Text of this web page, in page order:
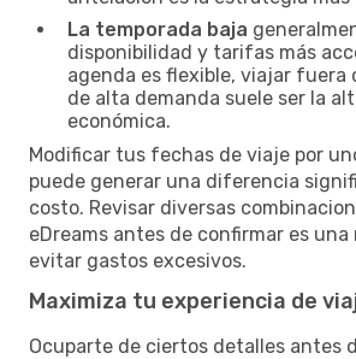
La temporada baja
disponibilidad y tarifas más
agenda es flexible, viajar fuera
de alta demanda suele ser la
económica.
Modificar tus fechas de viaje por
puede generar una diferencia
costo. Revisar diversas
eDreams antes de confirmar es
evitar gastos excesivos.
Maximiza tu experiencia de
Ocuparte de ciertos detalles antes